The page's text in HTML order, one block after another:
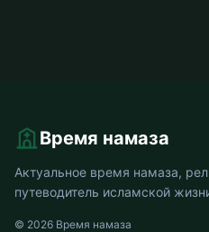
Время намаза
Актуальное время намаза,
путеводитель исламской
© 2026 Время намаза